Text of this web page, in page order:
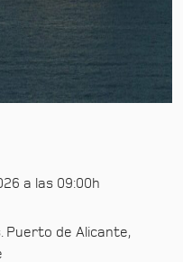
a las 09:00h
Puerto de Alicante,